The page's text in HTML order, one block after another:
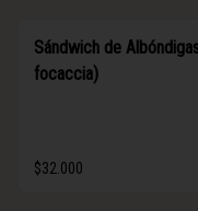
Sándwich de
focaccia)
$32.000